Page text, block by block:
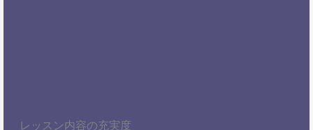
レッスン内容の充実度